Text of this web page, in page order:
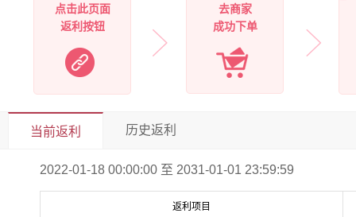
点击此页面
返利按钮
去商家
成功下单
当前返利 历史返利
2022-01-18 00:00:00 至 2031-01-01 23:59:59
返利项目